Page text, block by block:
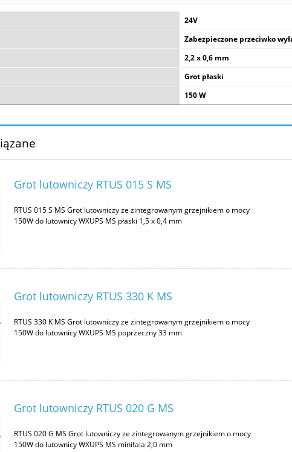
24V
Zabezpieczone przeciwko
2,2 x 0,6 mm
Grot płaski
150 W
Grot lutowniczy RTUS 015 S MS
RTUS 015 S MS Grot lutowniczy ze zintegrowanym grzejnikiem o mocy
150W do lutownicy WXUPS MS płaski 1,5 x 0,4 mm
Grot lutowniczy RTUS 330 K MS
RTUS 330 K MS Grot lutowniczy ze zintegrowanym grzejnikiem o mocy
150W do lutownicy WXUPS MS poprzeczny 33 mm
Grot lutowniczy RTUS 020 G MS
RTUS 020 G MS Grot lutowniczy ze zintegrowanym grzejnikiem o mocy
150W do lutownicy WXUPS MS minifala 2,0 mm